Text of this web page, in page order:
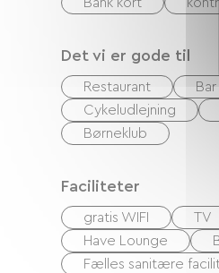
Det vi er gode til
Restaurant Bar
Cykeludlejning
Børneklub
Faciliteter
gratis WIFI TV
Have Lounge
Fælles sanitære